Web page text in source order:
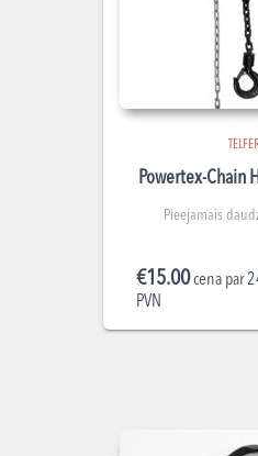
Powertex-Chain
Pieejamais
€15.00cena par
PVN